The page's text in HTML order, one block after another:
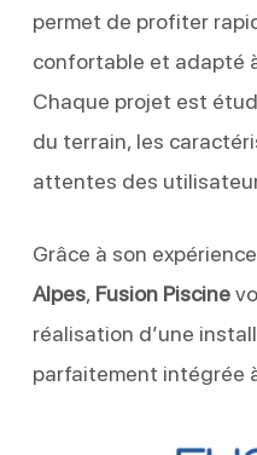
permet de profiter
confortable et adapté
Chaque projet est
du terrain, les
attentes des
Grâce à son
Alpes, Fusion Piscine
réalisation d’une
parfaitement intégrée